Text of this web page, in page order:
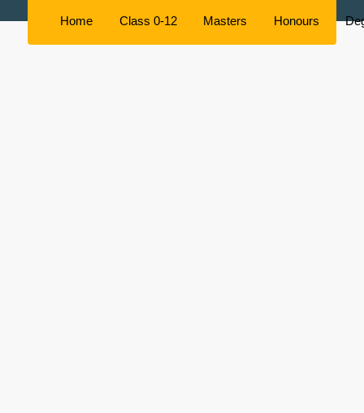
Home Class 0-12 Masters Honours